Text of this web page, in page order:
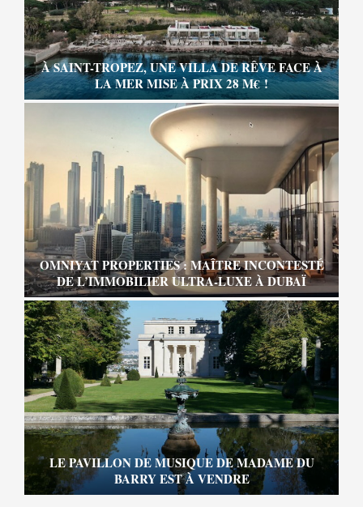
À SAINT-TROPEZ, UNE VILLA DE RÊVE FACE À
LA MER MISE À PRIX 28 M€ !
OMNIYAT PROPERTIES : MAÎTRE INCONTESTÉ
DE L’IMMOBILIER ULTRA-LUXE À DUBAÏ
LE PAVILLON DE MUSIQUE DE MADAME DU
BARRY EST À VENDRE